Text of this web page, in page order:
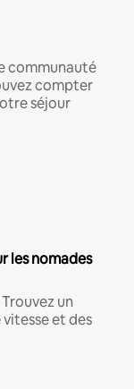
communauté
compter
séjour
les nomades
un
et des